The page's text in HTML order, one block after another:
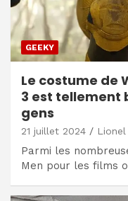
GEEKY
Le costume de
3 est tellement
gens
21 juillet 2024 Lionel
Parmi les
Men pour les films